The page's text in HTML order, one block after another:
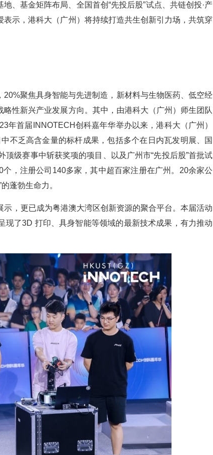
基金矩阵布局、全国首创“先投后股”试点、共链创投·产
示，港科大（广州）将持续打造共生创新引力场，共筑穿
聚焦具身智能与先进制造，新材料与生物医药、低空经
性新兴产业发展方向。其中，由港科大（广州）师生团队
年首届INNOTECH创科嘉年华举办以来，港科大（广州）
不乏高含金量的标杆成果，包括多个在日内瓦发明展、国
级赛事中斩获奖项的项目、以及广州市“先投后股”首批试
，注册公司140多家，其中超百家注册在广州。20余家公
蓬勃生命力。
，更已成为粤港澳大湾区创新资源的聚合平台。本届活动
了3D 打印、具身智能等领域的最新技术成果，有力推动